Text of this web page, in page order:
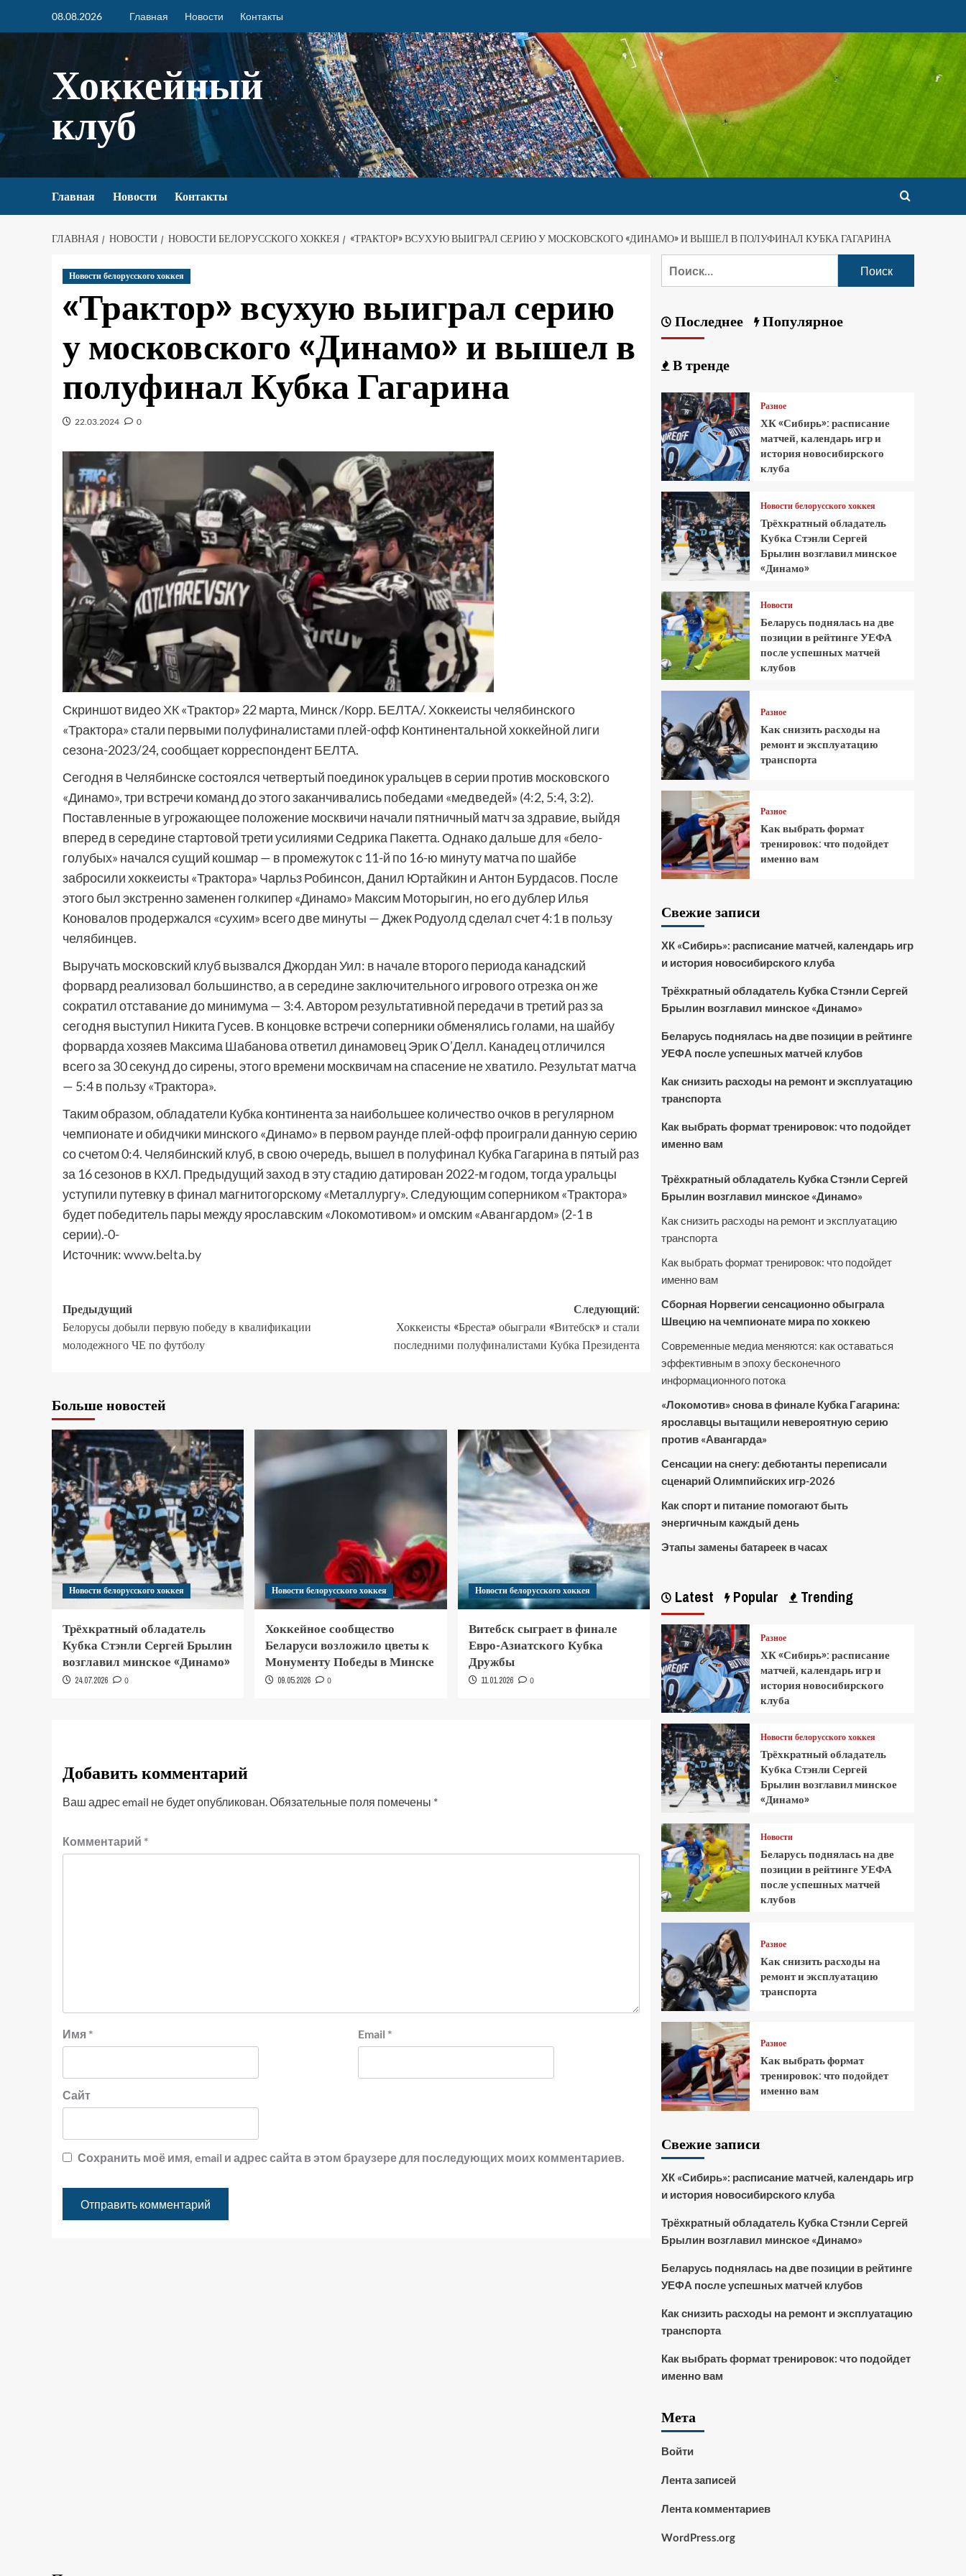
08.08.2026 Главная Новости Контакты
Хоккейный
клуб
Главная Новости Контакты
ГЛАВНАЯ НОВОСТИ НОВОСТИ БЕЛОРУССКОГО ХОККЕЯ «ТРАКТОР» ВСУХУЮ ВЫИГРАЛ СЕРИЮ У МОСКОВСКОГО «ДИНАМО» И ВЫШЕЛ В ПОЛУФИНАЛ КУБКА ГАГАРИНА
Новости белорусского хоккея
«Трактор» всухую выиграл серию
у московского «Динамо» и вышел в
полуфинал Кубка Гагарина
22.03.2024 0
Скриншот видео ХК «Трактор» 22 марта, Минск /Корр. БЕЛТА/. Хоккеисты челябинского
«Трактора» стали первыми полуфиналистами плей-офф Континентальной хоккейной лиги
сезона-2023/24, сообщает корреспондент БЕЛТА.
Сегодня в Челябинске состоялся четвертый поединок уральцев в серии против московского
«Динамо», три встречи команд до этого заканчивались победами «медведей» (4:2, 5:4, 3:2).
Поставленные в угрожающее положение москвичи начали пятничный матч за здравие, выйдя
вперед в середине стартовой трети усилиями Седрика Пакетта. Однако дальше для «бело-
голубых» начался сущий кошмар — в промежуток с 11-й по 16-ю минуту матча по шайбе
забросили хоккеисты «Трактора» Чарльз Робинсон, Данил Юртайкин и Антон Бурдасов. После
этого был экстренно заменен голкипер «Динамо» Максим Моторыгин, но его дублер Илья
Коновалов продержался «сухим» всего две минуты — Джек Родуолд сделал счет 4:1 в пользу
челябинцев.
Выручать московский клуб вызвался Джордан Уил: в начале второго периода канадский
форвард реализовал большинство, а в середине заключительного игрового отрезка он же
сократил отставание до минимума — 3:4. Автором результативной передачи в третий раз за
сегодня выступил Никита Гусев. В концовке встречи соперники обменялись голами, на шайбу
форварда хозяев Максима Шабанова ответил динамовец Эрик О’Делл. Канадец отличился
всего за 30 секунд до сирены, этого времени москвичам на спасение не хватило. Результат матча
— 5:4 в пользу «Трактора».
Таким образом, обладатели Кубка континента за наибольшее количество очков в регулярном
чемпионате и обидчики минского «Динамо» в первом раунде плей-офф проиграли данную серию
со счетом 0:4. Челябинский клуб, в свою очередь, вышел в полуфинал Кубка Гагарина в пятый раз
за 16 сезонов в КХЛ. Предыдущий заход в эту стадию датирован 2022-м годом, тогда уральцы
уступили путевку в финал магнитогорскому «Металлургу». Следующим соперником «Трактора»
будет победитель пары между ярославским «Локомотивом» и омским «Авангардом» (2-1 в
серии).-0-
Источник:www.belta.by
Предыдущий
Белорусы добыли первую победу в квалификации
молодежного ЧЕ по футболу
Следующий:
Хоккеисты «Бреста» обыграли «Витебск» и стали
последними полуфиналистами Кубка Президента
Больше новостей
Новости белорусского хоккея
Трёхкратный обладатель
Кубка Стэнли Сергей Брылин
возглавил минское «Динамо»
24.07.2026 0
Новости белорусского хоккея
Хоккейное сообщество
Беларуси возложило цветы к
Монументу Победы в Минске
09.05.2026 0
Новости белорусского хоккея
Витебск сыграет в финале
Евро-Азиатского Кубка
Дружбы
11.01.2026 0
Добавить комментарий
Ваш адрес email не будет опубликован.Обязательные поля помечены *
Комментарий *
Имя * Email *
Сайт
Сохранить моё имя, email и адрес сайта в этом браузере для последующих моих комментариев.
Последнее Популярное
В тренде
Разное
ХК «Сибирь»: расписание
матчей, календарь игр и
история новосибирского
клуба
Новости белорусского хоккея
Трёхкратный обладатель
Кубка Стэнли Сергей
Брылин возглавил минское
«Динамо»
Новости
Беларусь поднялась на две
позиции в рейтинге УЕФА
после успешных матчей
клубов
Разное
Как снизить расходы на
ремонт и эксплуатацию
транспорта
Разное
Как выбрать формат
тренировок: что подойдет
именно вам
Свежие записи
ХК «Сибирь»: расписание матчей, календарь игр
и история новосибирского клуба
Трёхкратный обладатель Кубка Стэнли Сергей
Брылин возглавил минское «Динамо»
Беларусь поднялась на две позиции в рейтинге
УЕФА после успешных матчей клубов
Как снизить расходы на ремонт и эксплуатацию
транспорта
Как выбрать формат тренировок: что подойдет
именно вам
Трёхкратный обладатель Кубка Стэнли Сергей
Брылин возглавил минское «Динамо»
Как снизить расходы на ремонт и эксплуатацию
транспорта
Как выбрать формат тренировок: что подойдет
именно вам
Сборная Норвегии сенсационно обыграла
Швецию на чемпионате мира по хоккею
Современные медиа меняются: как оставаться
эффективным в эпоху бесконечного
информационного потока
«Локомотив» снова в финале Кубка Гагарина:
ярославцы вытащили невероятную серию
против «Авангарда»
Сенсации на снегу: дебютанты переписали
сценарий Олимпийских игр-2026
Как спорт и питание помогают быть
энергичным каждый день
Этапы замены батареек в часах
Latest Popular Trending
Разное
ХК «Сибирь»: расписание
матчей, календарь игр и
история новосибирского
клуба
Новости белорусского хоккея
Трёхкратный обладатель
Кубка Стэнли Сергей
Брылин возглавил минское
«Динамо»
Новости
Беларусь поднялась на две
позиции в рейтинге УЕФА
после успешных матчей
клубов
Разное
Как снизить расходы на
ремонт и эксплуатацию
транспорта
Разное
Как выбрать формат
тренировок: что подойдет
именно вам
Свежие записи
ХК «Сибирь»: расписание матчей, календарь игр
и история новосибирского клуба
Трёхкратный обладатель Кубка Стэнли Сергей
Брылин возглавил минское «Динамо»
Беларусь поднялась на две позиции в рейтинге
УЕФА после успешных матчей клубов
Как снизить расходы на ремонт и эксплуатацию
транспорта
Как выбрать формат тренировок: что подойдет
именно вам
Мета
Войти
Лента записей
Лента комментариев
WordPress.org